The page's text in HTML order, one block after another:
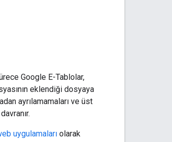
Google E-Tablolar,
eklendiği dosyaya
ayrılamamaları ve üst
uygulamaları olarak